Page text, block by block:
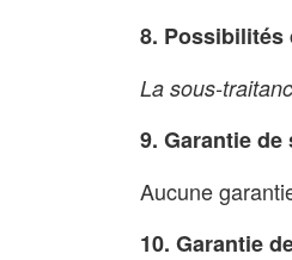
8. Possibilités
La sous-
9. Garantie
Aucune
10. Garantie